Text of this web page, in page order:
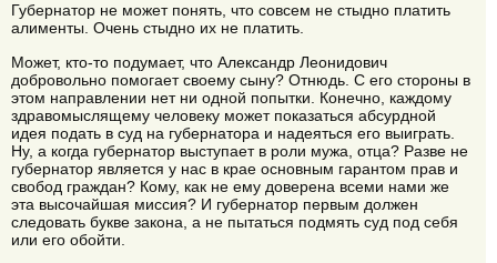
Губернатор не может понять, что совсем не стыдно платить
алименты. Очень стыдно их не платить.
Может, кто-то подумает, что Александр Леонидович
добровольно помогает своему сыну? Отнюдь. С его стороны в
этом направлении нет ни одной попытки. Конечно, каждому
здравомыслящему человеку может показаться абсурдной
идея подать в суд на губернатора и надеяться его выиграть.
Ну, а когда губернатор выступает в роли мужа, отца? Разве не
губернатор является у нас в крае основным гарантом прав и
свобод граждан? Кому, как не ему доверена всеми нами же
эта высочайшая миссия? И губернатор первым должен
следовать букве закона, а не пытаться подмять суд под себя
или его обойти.